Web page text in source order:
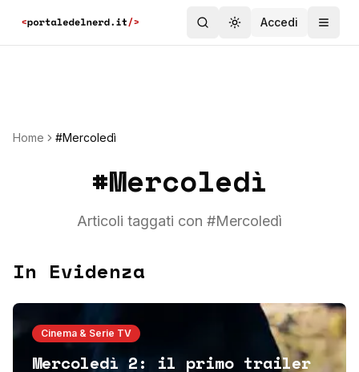
Toggle theme
Accedi
Home #Mercoledì
#Mercoledì
Articoli taggati con #Mercoledì
In Evidenza
Cinema & Serie TV
Mercoledì 2: il primo trailer